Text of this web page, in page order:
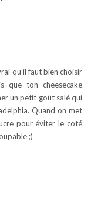
qu’il faut bien choisir
que ton cheesecake
un petit goût salé qui
Quand on met
pour éviter le coté
;)